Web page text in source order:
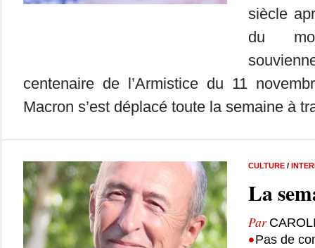
siècle
du
centenaire de l’Armistice du 11
Macron s’est déplacé toute la semaine à
CULTURE/
La
Par
•Pas de